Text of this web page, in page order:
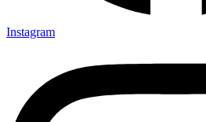
Instagram